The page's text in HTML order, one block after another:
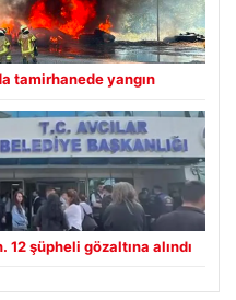
tamirhanede yangın
şüpheli gözaltına alındı